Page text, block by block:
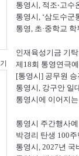
통영시, 적조‧고수
통영시, ‘삼도수군
통영, 초·중학교
인재육성기금 기
제18회 통영연극
[통영시] 공무원
통영시, 강구안 일
통영시에 이어지
통영시 주간행사
박경리 탄생 100
통영시, 2027년 국